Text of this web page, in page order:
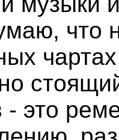
что
это